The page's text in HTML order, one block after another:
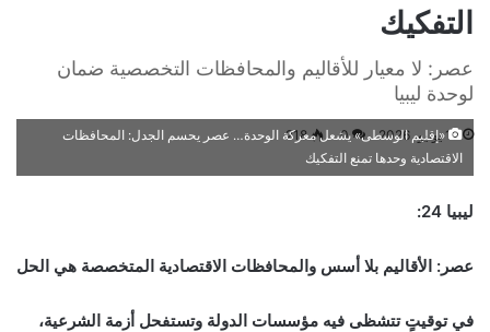
التفكيك
عصر: لا معيار للأقاليم والمحافظات التخصصية ضمان
لوحدة ليبيا
12 يونيو، 2026 0
218
«إقليم الوسطى» يشعل معركة الوحدة… عصر يحسم الجدل: المحافظات
الاقتصادية وحدها تمنع التفكيك
ليبيا 24:
عصر: الأقاليم بلا أسس والمحافظات الاقتصادية المتخصصة هي الحل
في توقيتٍ تتشظى فيه مؤسسات الدولة وتستفحل أزمة الشرعية،